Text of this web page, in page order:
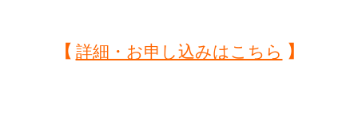
【 詳細・お申し込みはこちら 】